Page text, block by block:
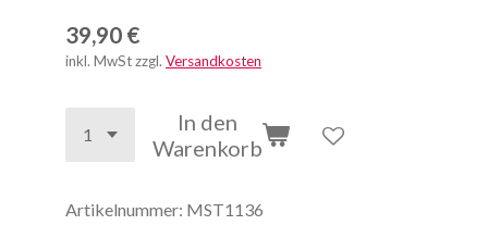
39,90 €
inkl. MwSt zzgl. Versandkosten
In den
Warenkorb
Artikelnummer: MST1136